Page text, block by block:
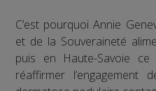
C’est pourquoi Annie
et de la Souveraineté
puis en Haute-Savoie
réaffirmer